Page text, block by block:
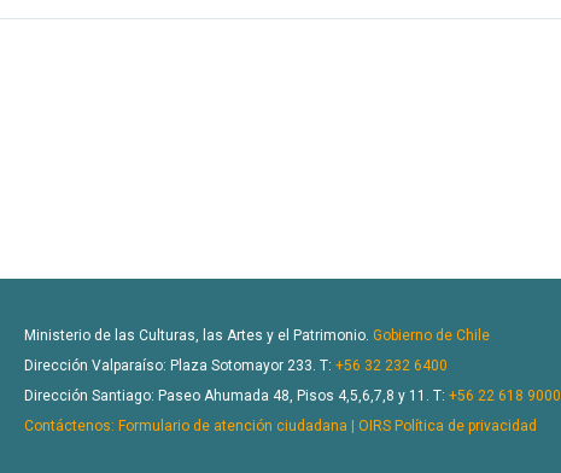
Ministerio de las Culturas, las Artes y el Patrimonio. Gobierno de Chile
Dirección Valparaíso: Plaza Sotomayor 233. T: +56 32 232 6400
Dirección Santiago: Paseo Ahumada 48, Pisos 4,5,6,7,8 y 11. T: +56 22 618 9000
Contáctenos: Formulario de atención ciudadana | OIRS Política de privacidad